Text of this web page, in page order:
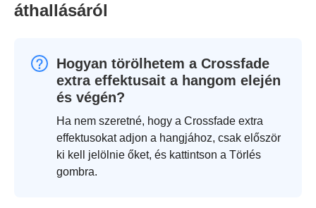
áthallásáról
Hogyan törölhetem a Crossfade
extra effektusait a hangom elején
és végén?
Ha nem szeretné, hogy a Crossfade extra
effektusokat adjon a hangjához, csak először
ki kell jelölnie őket, és kattintson a Törlés
gombra.